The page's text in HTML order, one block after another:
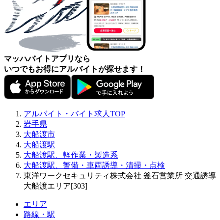
マッハバイトアプリなら
いつでもお得にアルバイトが探せます！
アルバイト・バイト求人TOP
岩手県
大船渡市
大船渡駅
大船渡駅、軽作業・製造系
大船渡駅、警備・車両誘導・清掃・点検
東洋ワークセキュリティ株式会社 釜石営業所 交通誘導
大船渡エリア[303]
エリア
路線・駅